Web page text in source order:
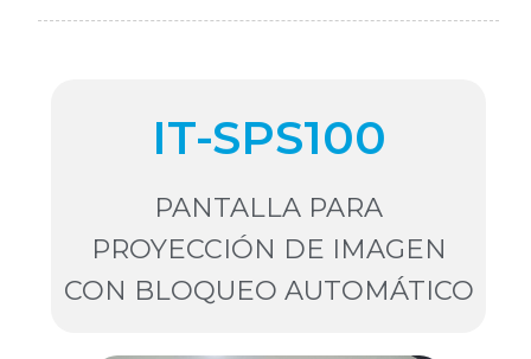
IT-SPS100
PANTALLA PARA
PROYECCIÓN DE IMAGEN
CON BLOQUEO AUTOMÁTICO